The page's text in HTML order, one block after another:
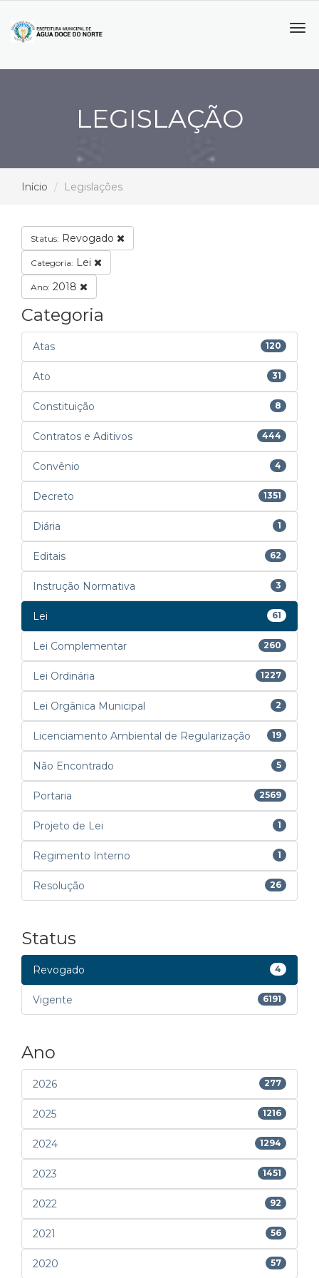
LEGISLAÇÃO
Início Legislações
Status: Revogado
Categoria: Lei
Ano: 2018
Categoria
Atas 120
Ato 31
Constituição 8
Contratos e Aditivos 444
Convênio 4
Decreto 1351
Diária 1
Editais 62
Instrução Normativa 3
Lei 61
Lei Complementar 260
Lei Ordinária 1227
Lei Orgânica Municipal 2
Licenciamento Ambiental de Regularização 19
Não Encontrado 5
Portaria 2569
Projeto de Lei 1
Regimento Interno 1
Resolução 26
Status
Revogado 4
Vigente 6191
Ano
2026 277
2025 1216
2024 1294
2023 1451
2022 92
2021 56
2020 57